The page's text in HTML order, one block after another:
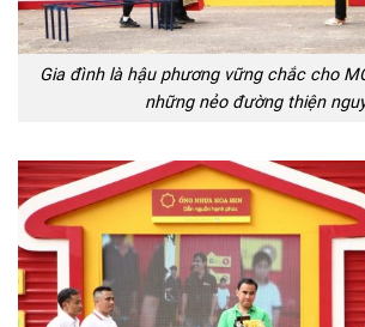
Gia đình là hậu phương vững chắc cho
những nẻo đường thiện